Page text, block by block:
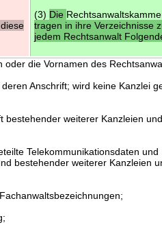
(3) Die
tragen in ihre Verzeichnisse
jedem Rechtsanwalt
oder die Vornamen des
Anschrift; wird keine Kanzlei
bestehender weiterer Kanzleien
Telekommunikationsdaten und
bestehender weiterer Kanzleien